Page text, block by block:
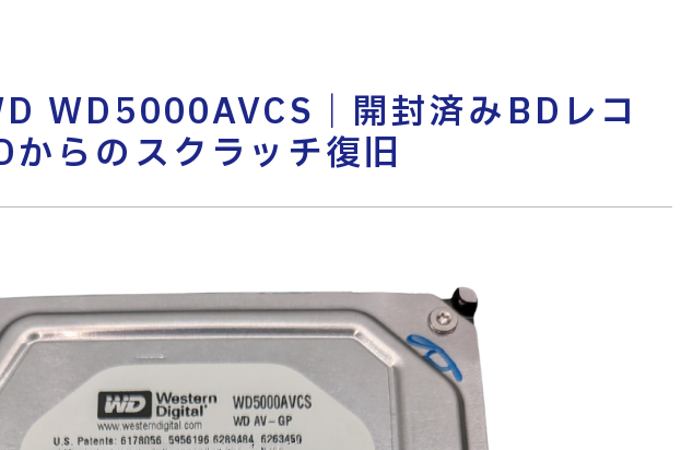
WD5000AVCS｜開封済みBDレコ
らのスクラッチ復旧